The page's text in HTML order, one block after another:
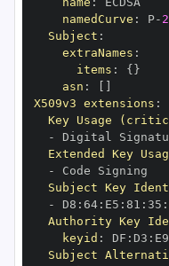
namedCurve : P-
Subject :
extraNames :
items : { }
asn :
X509v3 extensions :
Key Usage
-
Extended Key
-
Subject Key
-
D8 : 64: E5 : 81 : 35 :
Authority Key
keyid : DF : D3 : E9
Subject